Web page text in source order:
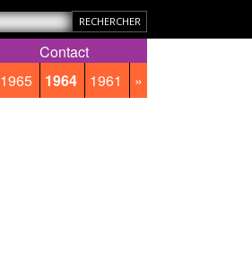
1965 1964 1961 »
Contact